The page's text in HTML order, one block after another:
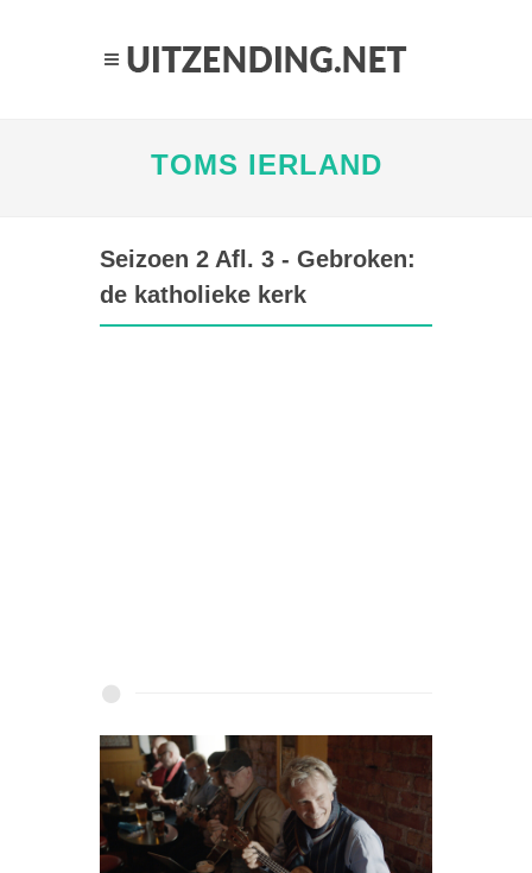
TOMS IERLAND
Seizoen 2 Afl. 3 - Gebroken:
de katholieke kerk